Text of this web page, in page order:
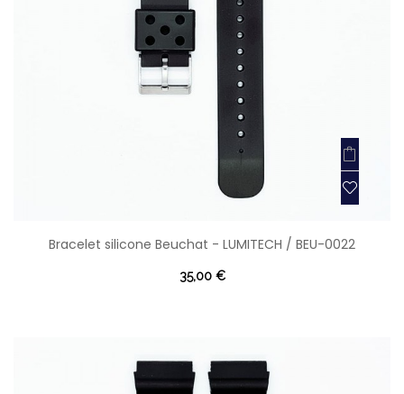
Bracelet silicone Beuchat - LUMITECH / BEU-0022
35,00 €